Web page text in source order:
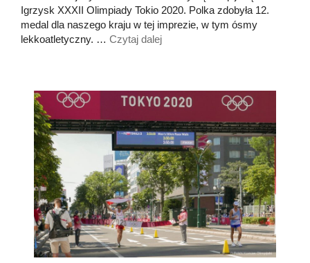
Igrzysk XXXII Olimpiady Tokio 2020. Polka zdobyła 12.
medal dla naszego kraju w tej imprezie, w tym ósmy
lekkoatletyczny. … Czytaj dalej